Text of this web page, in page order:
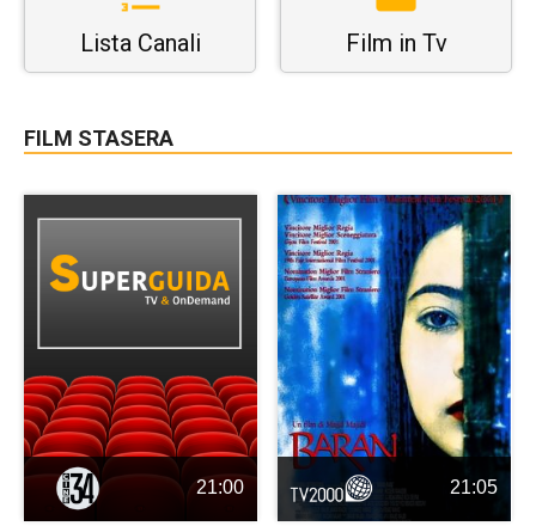
Lista Canali Film in Tv
FILM STASERA
21:00 21:05